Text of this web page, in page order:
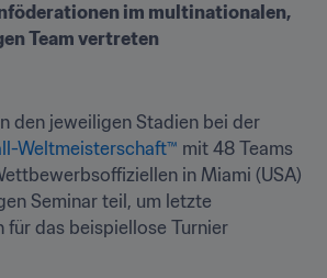
im multinationalen,
Team vertreten
den jeweiligen Stadien bei der
Weltmeisterschaft™ mit 48 Teams
in Miami (USA)
Seminar teil, um letzte
für das beispiellose Turnier